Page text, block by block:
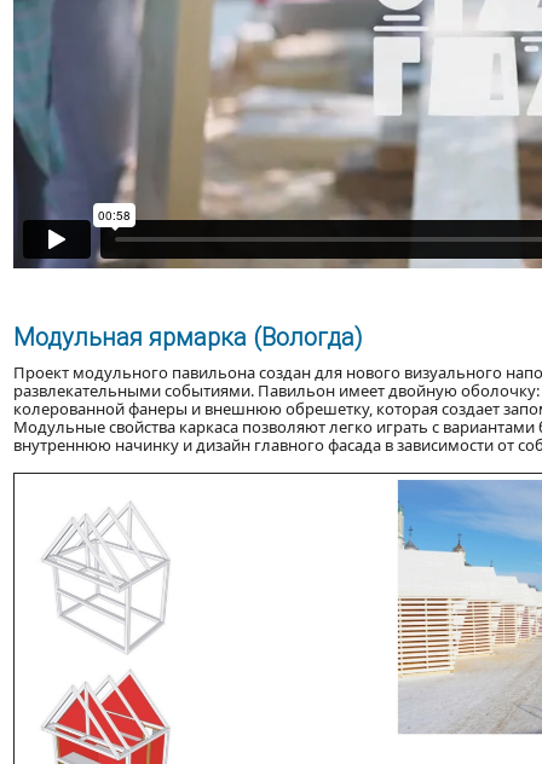
Модульная ярмарка (Вологда)
Проект модульного павильона создан для нового визуального
развлекательными событиями. Павильон имеет двойную
колерованной фанеры и внешнюю обрешетку, которая создает
Модульные свойства каркаса позволяют легко играть с
внутреннюю начинку и дизайн главного фасада в зависимости от